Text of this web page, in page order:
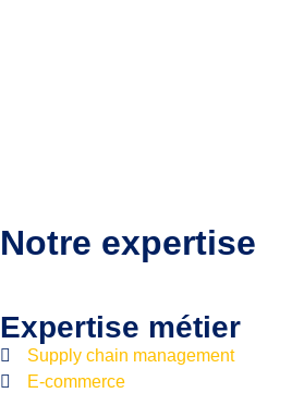
Notre expertise
Expertise métier
Supply chain management
E-commerce